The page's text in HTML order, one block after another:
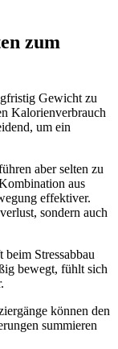
zum
Gewicht zu
Kalorienverbrauch
um ein
aber selten zu
aus
effektiver.
sondern auch
Stressabbau
bewegt, fühlt sich
können den
summieren